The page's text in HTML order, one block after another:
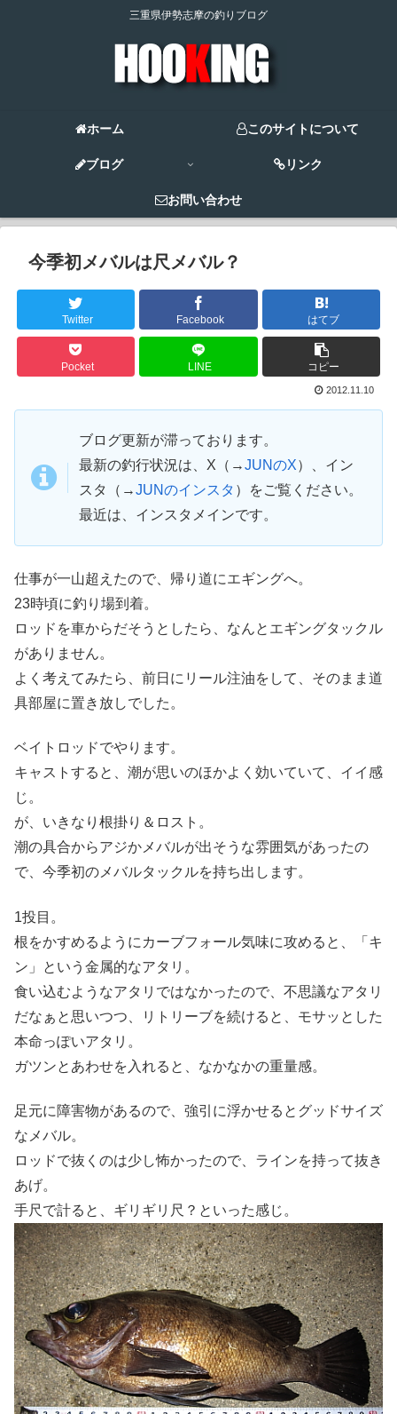
三重県伊勢志摩の釣りブログ
ホーム このサイトについて
ブログ リンク
お問い合わせ
今季初メバルは尺メバル？
Twitter Facebook はてブ
Pocket LINE コピー
2012.11.10
ブログ更新が滞っております。
最新の釣行状況は、X（→JUNのX）、イン
スタ（→JUNのインスタ ）をご覧ください。
最近は、インスタメインです。
仕事が一山超えたので、帰り道にエギングへ。
23時頃に釣り場到着。
ロッドを車からだそうとしたら、なんとエギングタックル
がありません。
よく考えてみたら、前日にリール注油をして、そのまま道
具部屋に置き放しでした。
ベイトロッドでやります。
キャストすると、潮が思いのほかよく効いていて、イイ感
じ。
が、いきなり根掛り＆ロスト。
潮の具合からアジかメバルが出そうな雰囲気があったの
で、今季初のメバルタックルを持ち出します。
1投目。
根をかすめるようにカーブフォール気味に攻めると、「キ
ン」という金属的なアタリ。
食い込むようなアタリではなかったので、不思議なアタリ
だなぁと思いつつ、リトリーブを続けると、モサッとした
本命っぽいアタリ。
ガツンとあわせを入れると、なかなかの重量感。
足元に障害物があるので、強引に浮かせるとグッドサイズ
なメバル。
ロッドで抜くのは少し怖かったので、ラインを持って抜き
あげ。
手尺で計ると、ギリギリ尺？といった感じ。